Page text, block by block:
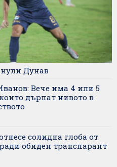
Дунав
Вече има 4 или 5
дърпат нивото в
солидна глоба от
обиден транспарант